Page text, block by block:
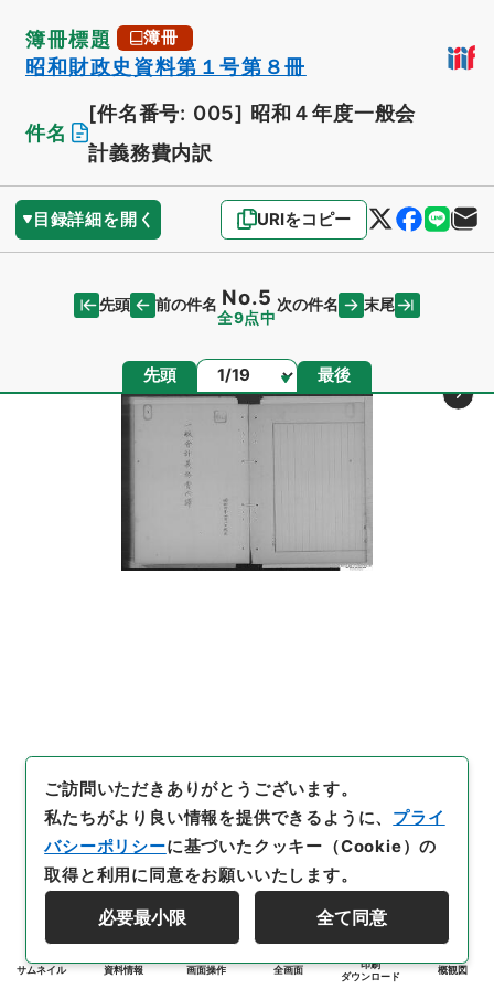
簿冊標題 簿冊
昭和財政史資料第１号第８冊
件名
[件名番号: 005] 昭和４年度一般会
計義務費内訳
目録詳細を開く URIをコピー
先頭 前の件名 No.5
全9点中
次の件名 末尾
先頭 ページ 最後
サムネイル 資料情報 画面操作 全画面
印刷
ダウンロード
概観図
ご訪問いただきありがとうございます。
私たちがより良い情報を提供できるように、 プライ
バシーポリシーに基づいたクッキー（Cookie）の
取得と利用に同意をお願いいたします。
必要最小限 全て同意